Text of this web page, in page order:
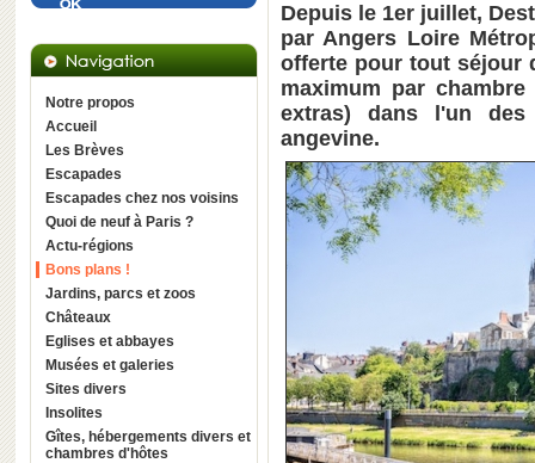
Notre propos
Accueil
Les Brèves
Escapades
Escapades chez nos voisins
Quoi de neuf à Paris ?
Actu-régions
Bons plans !
Jardins, parcs et zoos
Châteaux
Eglises et abbayes
Musées et galeries
Sites divers
Insolites
Gîtes, hébergements divers et
chambres d'hôtes
Depuis le 1er juillet,
par Angers Loire
offerte pour tout séjour
maximum par
extras) dans l'un
angevine.